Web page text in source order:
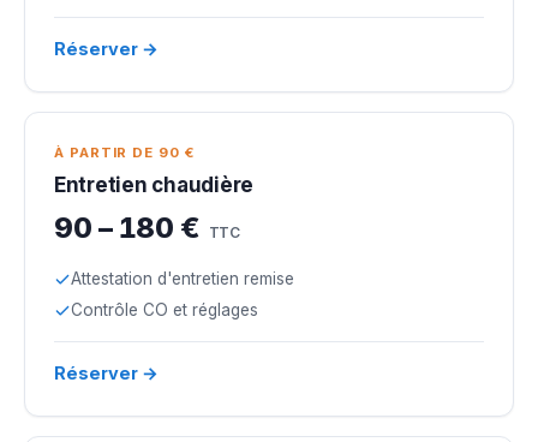
Réserver →
À PARTIR DE 90 €
Entretien chaudière
90 – 180 € TTC
Attestation d'entretien remise
Contrôle CO et réglages
Réserver →